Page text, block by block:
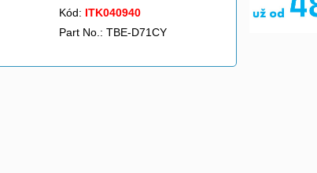
Kód: ITK040940
Part No.: TBE-D71CY